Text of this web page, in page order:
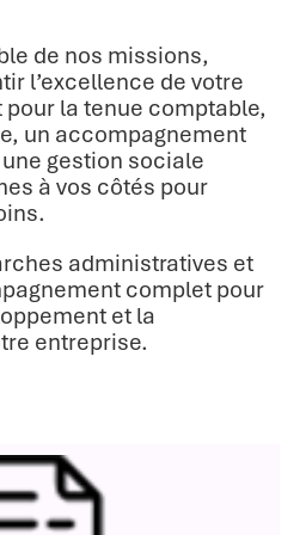
de nos missions,
l’excellence de votre
la tenue comptable,
un accompagnement
gestion sociale
à vos côtés pour
administratives et
complet pour
et la
entreprise.